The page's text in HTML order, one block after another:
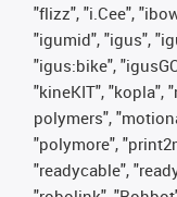
"flizz", "i.Cee",
"igumid", "igus",
"igus:bike",
"kineKIT", "kopla",
polymers",
"polymore",
"readycable",